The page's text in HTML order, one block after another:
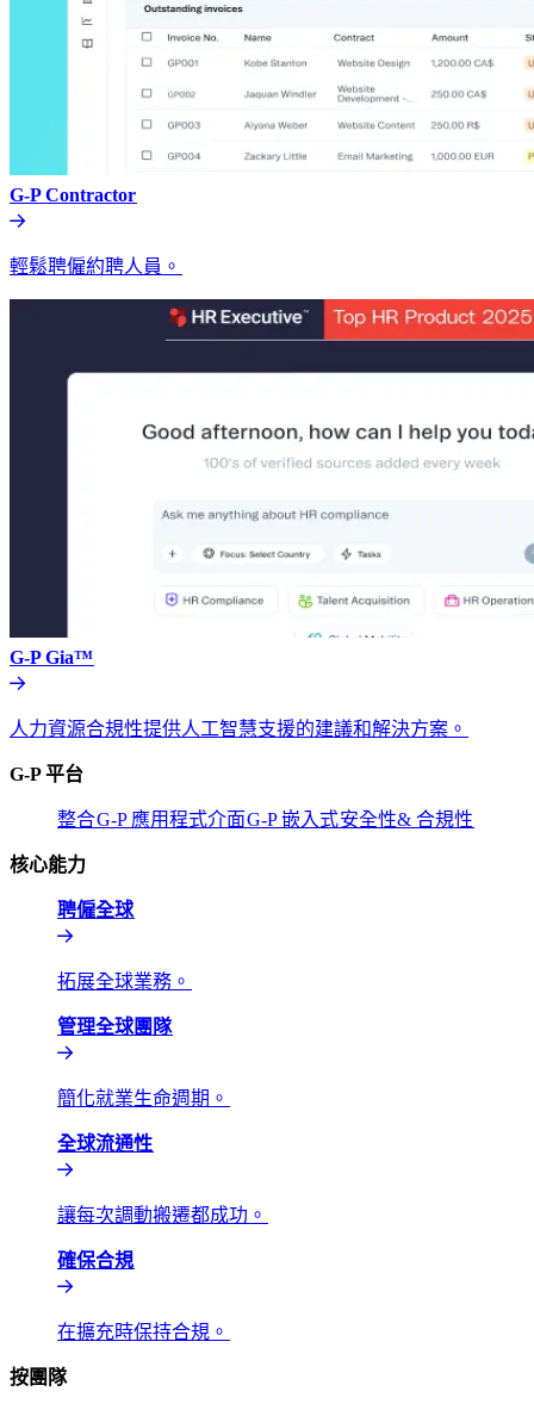
G-P Contractor​​
輕鬆聘僱約聘人員。​​
G-P Gia™​​
人力資源合規性提供人工智慧支援的建議和解決方案。​​
G-P 平台​​
整合​​G-P 應用程式介面​​G-P 嵌入式​​安全性& 合規性​​
核心能力​​
聘僱全球​​
拓展全球業務。​​
管理全球團隊​​
簡化就業生命週期。​​
全球流通性​​
讓每次調動搬遷都成功。​​
確保合規​​
在擴充時保持合規。​​
按團隊​​